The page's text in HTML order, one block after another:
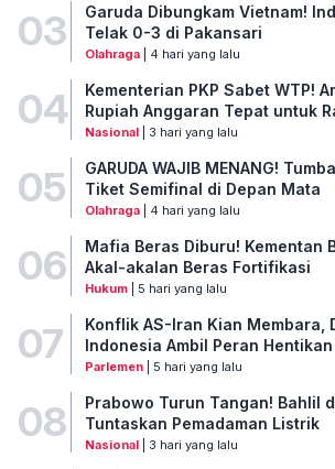
03
Garuda Dibungkam Vietnam!
Telak 0-3 di Pakansari
Olahraga| 4 hari yang lalu
04
Kementerian PKP Sabet WTP!
Rupiah Anggaran Tepat untuk
Nasional| 3 hari yang lalu
05
GARUDA WAJIB MENANG!
Tiket Semifinal di Depan Mata
Olahraga| 4 hari yang lalu
06
Mafia Beras Diburu! Kementan
Akal-akalan Beras Fortifikasi
Hukum| 5 hari yang lalu
07
Konflik AS-Iran Kian Membara,
Indonesia Ambil Peran
Parlemen| 5 hari yang lalu
08
Prabowo Turun Tangan! Bahlil
Tuntaskan Pemadaman Listrik
Nasional| 3 hari yang lalu